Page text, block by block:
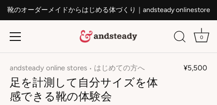
靴のオーダーメイドからはじめる体づくり｜andsteady onlinestore
0
andsteady online stores • はじめての方へ ¥5,500
足を計測して自分サイズを体
感できる靴の体験会